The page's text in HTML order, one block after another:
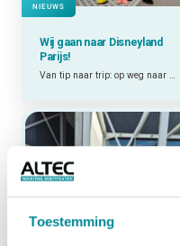
Toestemming
NIEUWS
Wij gaan naar Disneyland
Parijs!
Van tip naar trip: op weg naar de magie van Disney!